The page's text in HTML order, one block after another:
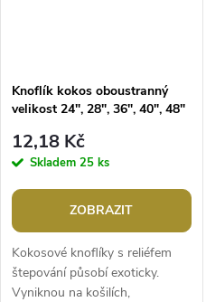
Knoflík kokos oboustranný
velikost 24", 28", 36", 40", 48"
12,18 Kč
Skladem 25 ks
ZOBRAZIT
Kokosové knoflíky s reliéfem
štepování působí exoticky.
Vyniknou na košilích,